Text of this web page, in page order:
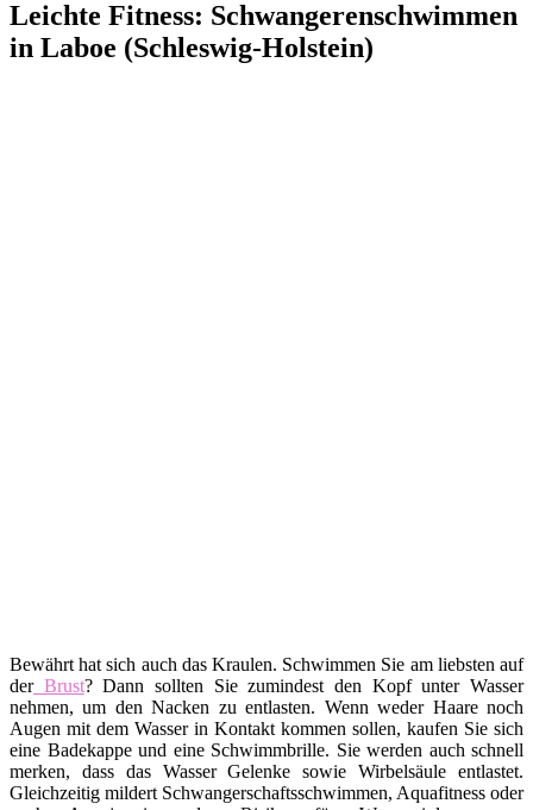
Leichte Fitness: Schwangerenschwimmen
in Laboe (Schleswig-Holstein)
Bewährt hat sich auch das Kraulen. Schwimmen Sie am liebsten auf
derBrust? Dann sollten Sie zumindest den Kopf unter Wasser
nehmen, um den Nacken zu entlasten. Wenn weder Haare noch
Augen mit dem Wasser in Kontakt kommen sollen, kaufen Sie sich
eine Badekappe und eine Schwimmbrille. Sie werden auch schnell
merken, dass das Wasser Gelenke sowie Wirbelsäule entlastet.
Gleichzeitig mildert Schwangerschaftsschwimmen, Aquafitness oder